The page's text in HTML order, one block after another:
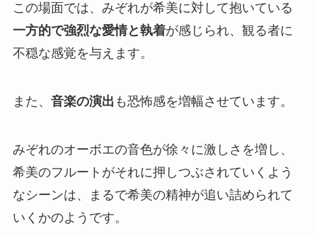
この場面では、みぞれが希美に対して抱いている
一方的で強烈な愛情と執着が感じられ、観る者に
不穏な感覚を与えます。
また、 音楽の演出 も恐怖感を増幅させています。
みぞれのオーボエの音色が徐々に激しさを増し、
希美のフルートがそれに押しつぶされていくよう
なシーンは、まるで希美の精神が追い詰められて
いくかのようです。